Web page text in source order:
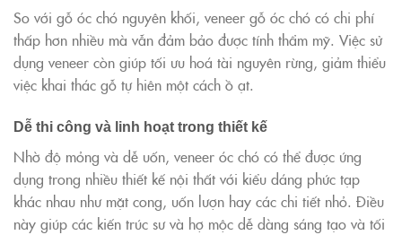
So với gỗ óc chó nguyên khối, veneer gỗ óc chó có chi phí
thấp hơn nhiều mà vẫn đảm bảo được tính thẩm mỹ. Việc sử
dụng veneer còn giúp tối ưu hoá tài nguyên rừng, giảm thiểu
việc khai thác gỗ tự hiên một cách ồ ạt.
Dễ thi công và linh hoạt trong thiết kế
Nhờ độ mỏng và dễ uốn, veneer óc chó có thể được ứng
dụng trong nhiều thiết kế nội thất với kiểu dáng phức tạp
khác nhau như mặt cong, uốn lượn hay các chi tiết nhỏ. Điều
này giúp các kiến trúc sư và hợ mộc dễ dàng sáng tạo và tối